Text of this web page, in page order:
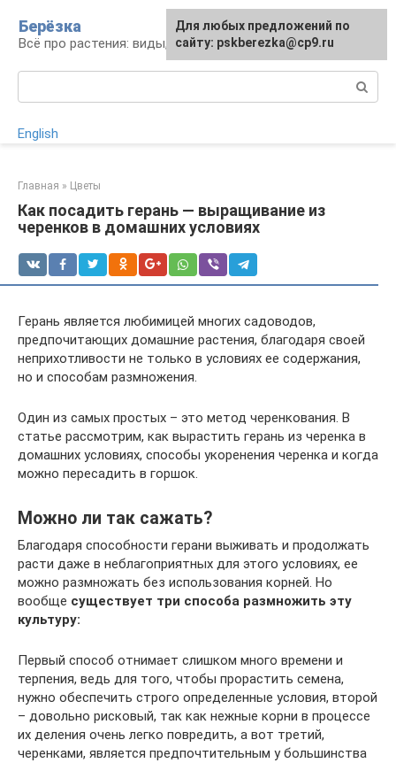
контенту
Берёзка
Всё про растения: виды, выращивание, уход
English
Главная » Цветы
Как посадить герань — выращивание из
черенков в домашних условиях
Герань является любимицей многих садоводов,
предпочитающих домашние растения, благодаря своей
неприхотливости не только в условиях ее содержания,
но и способам размножения.
Один из самых простых – это метод черенкования. В
статье рассмотрим, как вырастить герань из черенка в
домашних условиях, способы укоренения черенка и когда
можно пересадить в горшок.
Можно ли так сажать?
Благодаря способности герани выживать и продолжать
расти даже в неблагоприятных для этого условиях, ее
можно размножать без использования корней. Но
вообще существует три способа размножить эту
культуру:
Первый способ отнимает слишком много времени и
терпения, ведь для того, чтобы прорастить семена,
нужно обеспечить строго определенные условия, второй
– довольно рисковый, так как нежные корни в процессе
их деления очень легко повредить, а вот третий,
черенками, является предпочтительным у большинства
Для любых предложений по
сайту: pskberezka@cp9.ru